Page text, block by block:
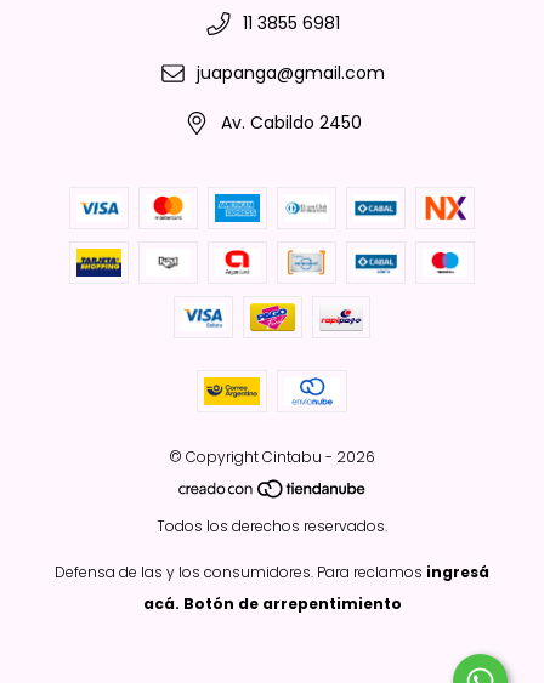
11 3855 6981
juapanga@gmail.com
Av. Cabildo 2450
© Copyright Cintabu - 2026
Todos los derechos reservados.
Defensa de las y los consumidores. Para reclamos ingresá
acá. Botón de arrepentimiento